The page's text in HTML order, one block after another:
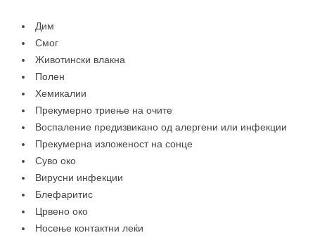
Дим
Смог
Животински влакна
Полен
Хемикалии
Прекумерно триење на очите
Воспаление предизвикано од алергени или инфекции
Прекумерна изложеност на сонце
Суво око
Вирусни инфекции
Блефаритис
Црвено око
Носење контактни леќи